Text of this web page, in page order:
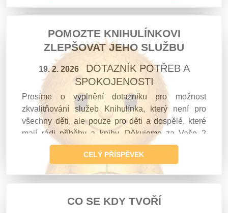
POMOZTE KNIHULÍNKOVI
ZLEPŠOVAT JEHO SLUŽBU
19. 2. 2026
DOTAZNÍK POTŘEB A
SPOKOJENOSTI
Prosíme o vyplnění dotazníku pro možnost
zkvalitňování služeb Knihulínka, který není pro
všechny děti, ale pouze pro děti a dospělé, které
mají rádi příběhy a knihy. Děkujeme za Vaše 2
minuty pomoci. VášKNIHULÍNEK
CELÝ PŘÍSPĚVEK
CO SE KDY TVOŘÍ